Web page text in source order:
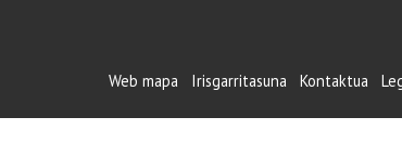
Web mapa Irisgarritasuna Kontaktua